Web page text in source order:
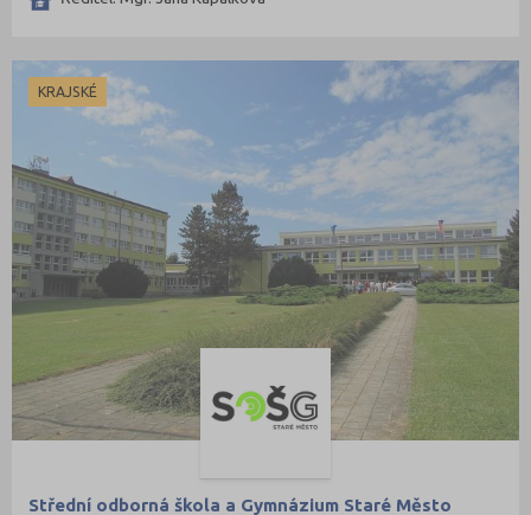
KRAJSKÉ
Střední odborná škola a Gymnázium Staré Město